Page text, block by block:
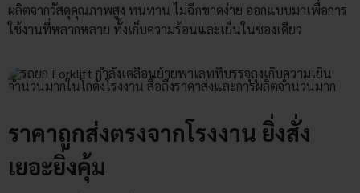
ผลิตจากวัสดุคุณภาพสูง ทนทาน ไม่ฉีกขาดง่าย ออกแบบมาเพื่อการ
ใช้งานที่หลากหลาย ทั้งเก็บความร้อนและเย็นในซองเดียว
ราคาถูกส่งตรงจากโรงงาน ยิ่งสั่ง
เยอะยิ่งคุ้ม